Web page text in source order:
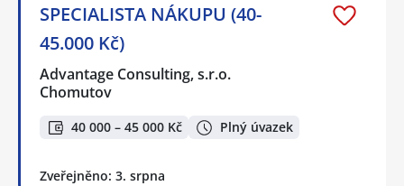
SPECIALISTA NÁKUPU (40-
45.000 Kč)
Advantage Consulting, s.r.o.
Chomutov
40 000 – 45 000 Kč Plný úvazek
Zveřejněno: 3. srpna